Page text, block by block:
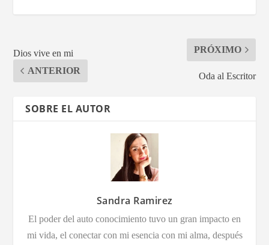
Dios vive en mi
ANTERIOR
PRÓXIMO
Oda al Escritor
SOBRE EL AUTOR
Sandra Ramirez
El poder del auto conocimiento tuvo un gran impacto en
mi vida, el conectar con mi esencia con mi alma, después